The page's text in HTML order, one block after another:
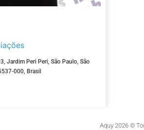
Jardim Peri Peri, São Paulo, São
000, Brasil
Aquy 2026 ©